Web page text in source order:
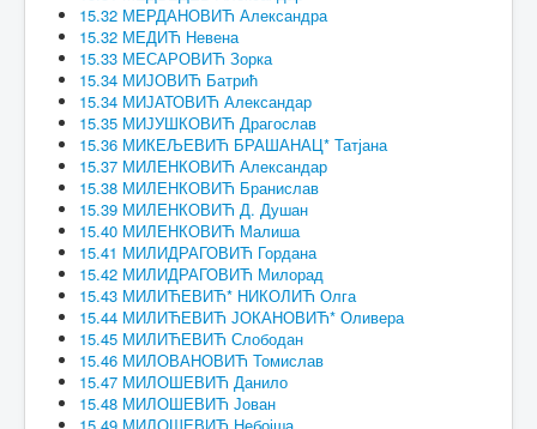
15.32 МЕРДАНОВИЋ Александра
15.32 МЕДИЋ Невена
15.33 МЕСАРОВИЋ Зорка
15.34 МИЈОВИЋ Батрић
15.34 МИЈАТОВИЋ Александар
15.35 МИЈУШКОВИЋ Драгослав
15.36 МИКЕЉЕВИЋ БРАШАНАЦ* Татјана
15.37 МИЛЕНКОВИЋ Александар
15.38 МИЛЕНКОВИЋ Бранислав
15.39 МИЛЕНКОВИЋ Д. Душан
15.40 МИЛЕНКОВИЋ Малиша
15.41 МИЛИДРАГОВИЋ Гордана
15.42 МИЛИДРАГОВИЋ Милорад
15.43 МИЛИЋЕВИЋ* НИКОЛИЋ Олга
15.44 МИЛИЋЕВИЋ ЈОКАНОВИЋ* Оливера
15.45 МИЛИЋЕВИЋ Слободан
15.46 МИЛОВАНОВИЋ Томислав
15.47 МИЛОШЕВИЋ Данило
15.48 МИЛОШЕВИЋ Јован